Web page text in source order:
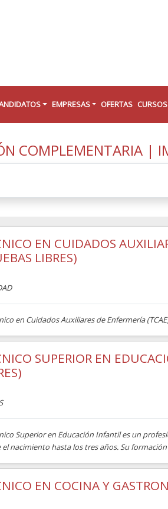
EMPRESAS OFERTAS CURSOS
COMPLEMENTARIA |
EN CUIDADOS
LIBRES)
en Cuidados Auxiliares de Enfermería
SUPERIOR EN
Superior en Educación Infantil es un
el nacimiento hasta los tres años. Su formación
EN COCINA Y